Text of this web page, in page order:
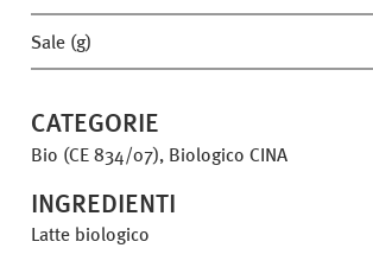
Sale (g)
CATEGORIE
Bio (CE 834/07), Biologico CINA
INGREDIENTI
Latte biologico